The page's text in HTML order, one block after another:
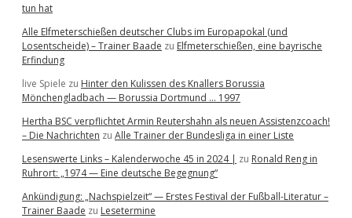
tun hat
Alle Elfmeterschießen deutscher Clubs im Europapokal (und
Losentscheide) – Trainer Baade zu Elfmeterschießen, eine bayrische
Erfindung
live Spiele zu Hinter den Kulissen des Knallers Borussia
Mönchengladbach — Borussia Dortmund … 1997
Hertha BSC verpflichtet Armin Reutershahn als neuen Assistenzcoach!
– Die Nachrichten zu Alle Trainer der Bundesliga in einer Liste
Lesenswerte Links – Kalenderwoche 45 in 2024 | zu Ronald Reng in
Ruhrort: „1974 — Eine deutsche Begegnung“
Ankündigung: „Nachspielzeit“ — Erstes Festival der Fußball-Literatur –
Trainer Baade zu Lesetermine